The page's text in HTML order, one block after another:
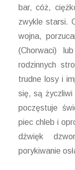
bar, cóż,
zwykle starsi.
wojna,
(Chorwaci)
rodzinnych
trudne losy i
się, są
poczęstuje
piec chleb i
dźwięk
porykiwanie